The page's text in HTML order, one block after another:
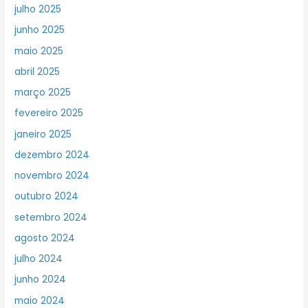
julho 2025
junho 2025
maio 2025
abril 2025
março 2025
fevereiro 2025
janeiro 2025
dezembro 2024
novembro 2024
outubro 2024
setembro 2024
agosto 2024
julho 2024
junho 2024
maio 2024